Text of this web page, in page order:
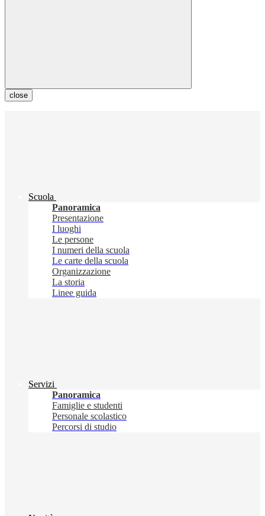
close
Scuola
Panoramica
Presentazione
I luoghi
Le persone
I numeri della scuola
Le carte della scuola
Organizzazione
La storia
Linee guida
Servizi
Panoramica
Famiglie e studenti
Personale scolastico
Percorsi di studio